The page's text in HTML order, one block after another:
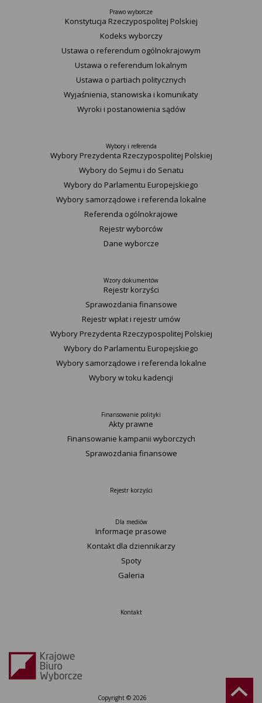
Prawo wyborcze
Konstytucja Rzeczypospolitej Polskiej​
Kodeks wyborczy
Ustawa o referendum ogólnokrajowym
Ustawa o referendum lokalnym
Ustawa o partiach politycznych
Wyjaśnienia, stanowiska i komunikaty
Wyroki i postanowienia sądów
Wybory i referenda
Wybory Prezydenta Rzeczypospolitej Polskiej
Wybory do Sejmu i do Senatu
Wybory do Parlamentu Europejskiego
Wybory samorządowe i referenda lokalne
Referenda ogólnokrajowe
Rejestr wyborców
Dane wyborcze
Wzory dokumentów
Rejestr korzyści
Sprawozdania finansowe
Rejestr wpłat i rejestr umów
Wybory Prezydenta Rzeczypospolitej Polskiej
Wybory do Parlamentu Europejskiego
Wybory samorządowe i referenda lokalne
Wybory w toku kadencji
Finansowanie polityki
Akty prawne
Finansowanie kampanii wyborczych
Sprawozdania finansowe
Rejestr korzyści
Dla mediów
Informacje prasowe
Kontakt dla dziennikarzy
Spoty
Galeria
Kontakt
Copyright © 2026